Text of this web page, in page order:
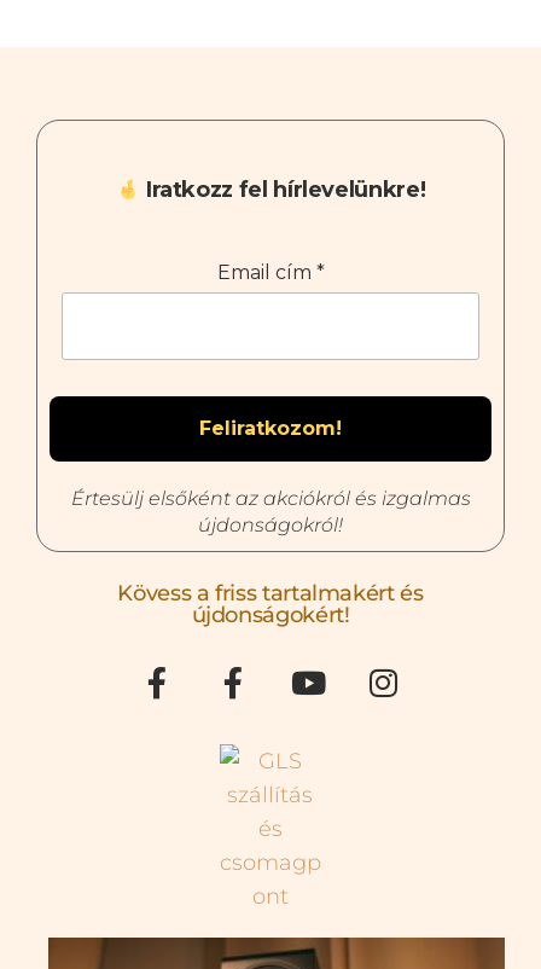
Iratkozz fel hírlevelünkre!
Email cím *
Értesülj elsőként az akciókról és izgalmas
újdonságokról!
Kövess a friss tartalmakért és
újdonságokért!